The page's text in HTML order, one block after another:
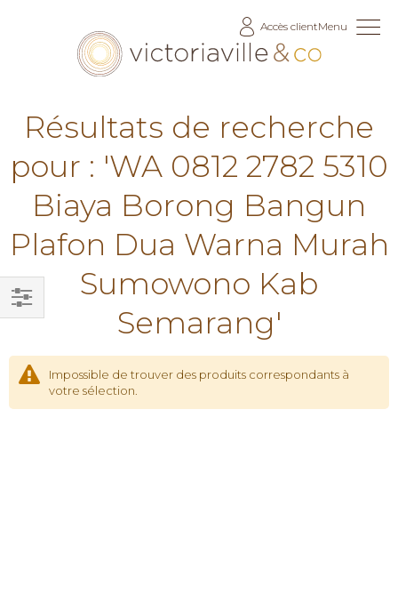
Accès clientMenu
Résultats de recherche
pour : 'WA 0812 2782 5310
Biaya Borong Bangun
Plafon Dua Warna Murah
Sumowono Kab
Semarang'
Impossible de trouver des produits correspondants à
votre sélection.
Filtrer